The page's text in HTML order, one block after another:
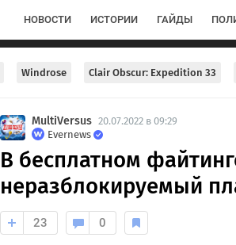
НОВОСТИ ИСТОРИИ ГАЙДЫ
Windrose Clair Obscur: Expedition 33
MultiVersus 20.07.2022 в 09:29
Evernews
В бесплатном
неразблокируемый
23 0